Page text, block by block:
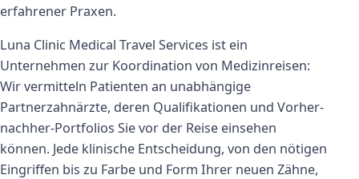
erfahrener Praxen.
Luna Clinic Medical Travel Services ist ein
Unternehmen zur Koordination von Medizinreisen:
Wir vermitteln Patienten an unabhängige
Partnerzahnärzte, deren Qualifikationen und Vorher-
nachher-Portfolios Sie vor der Reise einsehen
können. Jede klinische Entscheidung, von den nötigen
Eingriffen bis zu Farbe und Form Ihrer neuen Zähne,